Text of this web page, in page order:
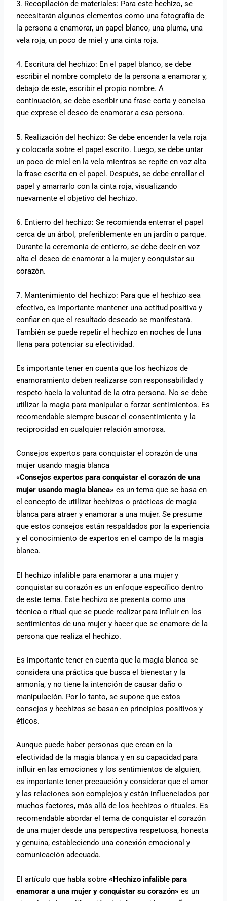
3. Recopilación de materiales: Para este hechizo, se
necesitarán algunos elementos como una fotografía de
la persona a enamorar, un papel blanco, una pluma, una
vela roja, un poco de miel y una cinta roja.
4. Escritura del hechizo: En el papel blanco, se debe
escribir el nombre completo de la persona a enamorar y,
debajo de este, escribir el propio nombre. A
continuación, se debe escribir una frase corta y concisa
que exprese el deseo de enamorar a esa persona.
5. Realización del hechizo: Se debe encender la vela roja
y colocarla sobre el papel escrito. Luego, se debe untar
un poco de miel en la vela mientras se repite en voz alta
la frase escrita en el papel. Después, se debe enrollar el
papel y amarrarlo con la cinta roja, visualizando
nuevamente el objetivo del hechizo.
6. Entierro del hechizo: Se recomienda enterrar el papel
cerca de un árbol, preferiblemente en un jardín o parque.
Durante la ceremonia de entierro, se debe decir en voz
alta el deseo de enamorar a la mujer y conquistar su
corazón.
7. Mantenimiento del hechizo: Para que el hechizo sea
efectivo, es importante mantener una actitud positiva y
confiar en que el resultado deseado se manifestará.
También se puede repetir el hechizo en noches de luna
llena para potenciar su efectividad.
Es importante tener en cuenta que los hechizos de
enamoramiento deben realizarse con responsabilidad y
respeto hacia la voluntad de la otra persona. No se debe
utilizar la magia para manipular o forzar sentimientos. Es
recomendable siempre buscar el consentimiento y la
reciprocidad en cualquier relación amorosa.
Consejos expertos para conquistar el corazón de una
mujer usando magia blanca
«Consejos expertos para conquistar el corazón de una
mujer usando magia blanca» es un tema que se basa en
el concepto de utilizar hechizos o prácticas de magia
blanca para atraer y enamorar a una mujer. Se presume
que estos consejos están respaldados por la experiencia
y el conocimiento de expertos en el campo de la magia
blanca.
El hechizo infalible para enamorar a una mujer y
conquistar su corazón es un enfoque específico dentro
de este tema. Este hechizo se presenta como una
técnica o ritual que se puede realizar para influir en los
sentimientos de una mujer y hacer que se enamore de la
persona que realiza el hechizo.
Es importante tener en cuenta que la magia blanca se
considera una práctica que busca el bienestar y la
armonía, y no tiene la intención de causar daño o
manipulación. Por lo tanto, se supone que estos
consejos y hechizos se basan en principios positivos y
éticos.
Aunque puede haber personas que crean en la
efectividad de la magia blanca y en su capacidad para
influir en las emociones y los sentimientos de alguien,
es importante tener precaución y considerar que el amor
y las relaciones son complejos y están influenciados por
muchos factores, más allá de los hechizos o rituales. Es
recomendable abordar el tema de conquistar el corazón
de una mujer desde una perspectiva respetuosa, honesta
y genuina, estableciendo una conexión emocional y
comunicación adecuada.
El artículo que habla sobre «Hechizo infalible para
enamorar a una mujer y conquistar su corazón» es un